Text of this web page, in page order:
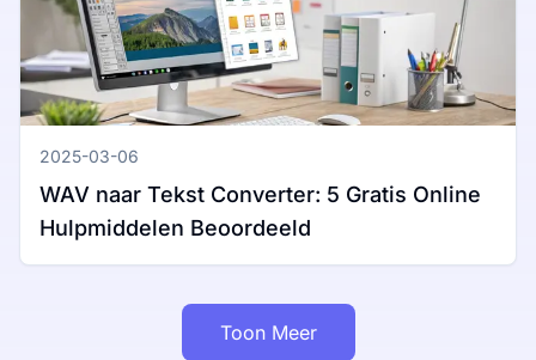
2025-03-06
WAV naar Tekst Converter: 5 Gratis Online
Hulpmiddelen Beoordeeld
Toon Meer